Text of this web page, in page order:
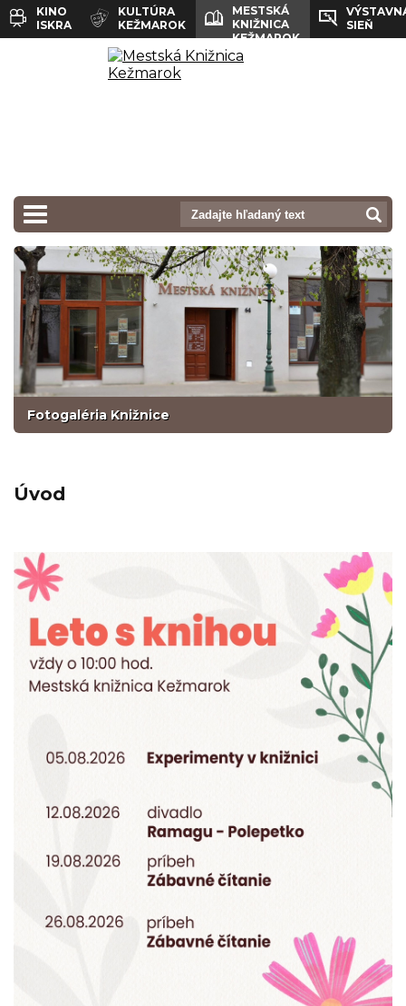
KINO
ISKRA
KULTÚRA
KEŽMAROK
MESTSKÁ
KNIŽNICA
KEŽMAROK
SIEŇ
prepnut_navigaciu
Fotogaléria Knižnice
Úvod